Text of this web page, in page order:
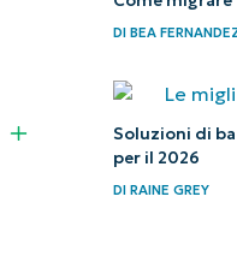
DIBEA
Soluzioni di
per il 2026
DIRAINE GREY